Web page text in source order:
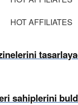
HOT AFFILIATES
sahiplerini